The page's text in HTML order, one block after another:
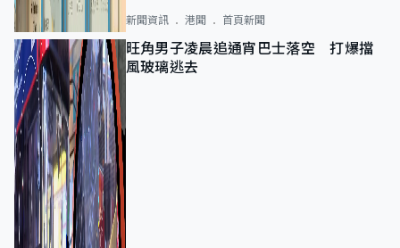
新聞資訊 港聞 首頁新聞
旺角男子凌晨追通宵巴士落空 打爆擋
風玻璃逃去